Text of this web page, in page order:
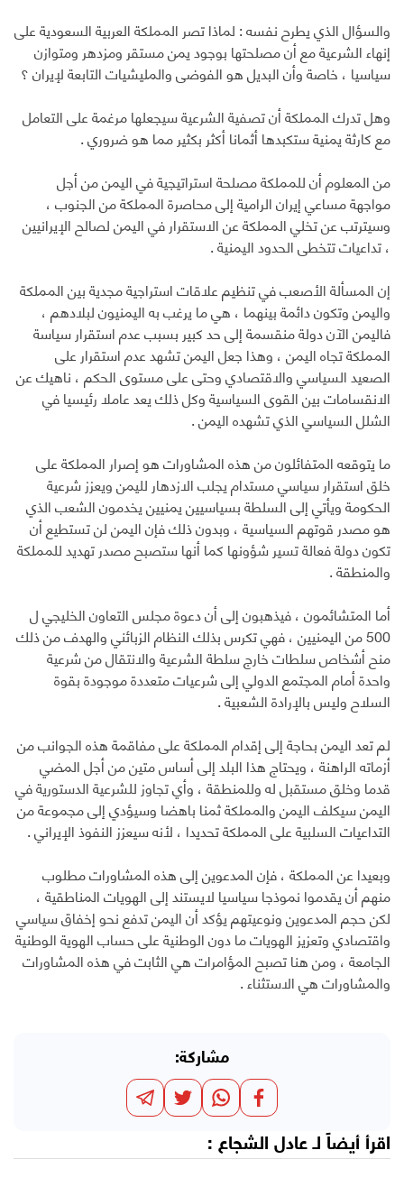
والسؤال الذي يطرح نفسه : لماذا تصر المملكة العربية السعودية على
إنهاء الشرعية مع أن مصلحتها بوجود يمن مستقر ومزدهر ومتوازن
سياسيا ، خاصة وأن البديل هو الفوضى والمليشيات التابعة لإيران ؟
وهل تدرك المملكة أن تصفية الشرعية سيجعلها مرغمة على التعامل
مع كارثة يمنية ستكبدها أثمانا أكثر بكثير مما هو ضروري .
من المعلوم أن للمملكة مصلحة استراتيجية في اليمن من أجل
مواجهة مساعي إيران الرامية إلى محاصرة المملكة من الجنوب ،
وسيترتب عن تخلي المملكة عن الاستقرار في اليمن لصالح الإيرانيين
، تداعيات تتخطى الحدود اليمنية .
إن المسألة الأصعب في تنظيم علاقات استراجية مجدية بين المملكة
واليمن وتكون دائمة بينهما ، هي ما يرغب به اليمنيون لبلادهم ،
فاليمن الآن دولة منقسمة إلى حد كبير بسبب عدم استقرار سياسة
المملكة تجاه اليمن ، وهذا جعل اليمن تشهد عدم استقرار على
الصعيد السياسي والاقتصادي وحتى على مستوى الحكم ، ناهيك عن
الانقسامات بين القوى السياسية وكل ذلك يعد عاملا رئيسيا في
الشلل السياسي الذي تشهده اليمن .
ما يتوقعه المتفائلون من هذه المشاورات هو إصرار المملكة على
خلق استقرار سياسي مستدام يجلب الازدهار لليمن ويعزز شرعية
الحكومة ويأتي إلى السلطة بسياسيين يمنيين يخدمون الشعب الذي
هو مصدر قوتهم السياسية ، وبدون ذلك فإن اليمن لن تستطيع أن
تكون دولة فعالة تسير شؤونها كما أنها ستصبح مصدر تهديد للمملكة
والمنطقة .
أما المتشائمون ، فيذهبون إلى أن دعوة مجلس التعاون الخليجي ل
500 من اليمنيين ، فهي تكرس بذلك النظام الزبائني والهدف من ذلك
منح أشخاص سلطات خارج سلطة الشرعية والانتقال من شرعية
واحدة أمام المجتمع الدولي إلى شرعيات متعددة موجودة بقوة
السلاح وليس بالإرادة الشعبية .
لم تعد اليمن بحاجة إلى إقدام المملكة على مفاقمة هذه الجوانب من
أزماته الراهنة ، ويحتاج هذا البلد إلى أساس متين من أجل المضي
قدما وخلق مستقبل له وللمنطقة ، وأي تجاوز للشرعية الدستورية في
اليمن سيكلف اليمن والمملكة ثمنا باهضا وسيؤدي إلى مجموعة من
التداعيات السلبية على المملكة تحديدا ، لأنه سيعزز النفوذ الإيراني .
وبعيدا عن المملكة ، فإن المدعوين إلى هذه المشاورات مطلوب
منهم أن يقدموا نموذجا سياسيا لايستند إلى الهويات المناطقية ،
لكن حجم المدعوين ونوعيتهم يؤكد أن اليمن تدفع نحو إخفاق سياسي
واقتصادي وتعزيز الهويات ما دون الوطنية على حساب الهوية الوطنية
الجامعة ، ومن هنا تصبح المؤامرات هي الثابت في هذه المشاورات
والمشاورات هي الاستثناء .
مشاركة:
اقرأ أيضاً لـ عادل الشجاع :